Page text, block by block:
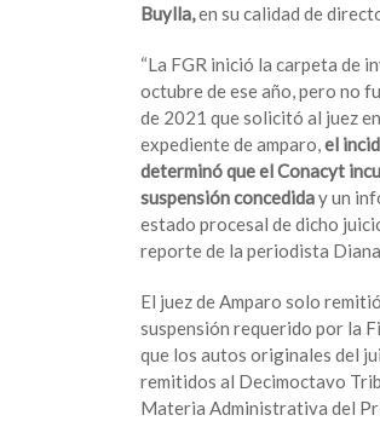
Buylla,en su calidad de
“La FGR inició la carpeta de
octubre de ese año, pero no
de 2021 que solicitó al juez
expediente de amparo,el
determinó que el Conacyt
suspensión concediday un
estado procesal de dicho
reporte de la periodista
El juez de Amparo solo
suspensión requerido por la
que los autos originales del
remitidos al Decimoctavo
Materia Administrativa del